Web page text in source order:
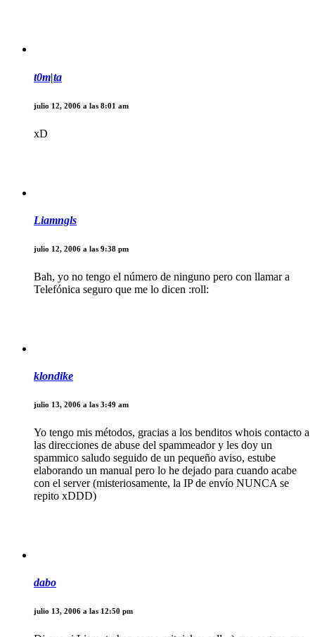
t0m|ta
julio 12, 2006 a las 8:01 am
xD
Liamngls
julio 12, 2006 a las 9:38 pm
Bah, yo no tengo el número de ninguno pero con llamar a
Telefónica seguro que me lo dicen :roll:
klondike
julio 13, 2006 a las 3:49 am
Yo tengo mis métodos, gracias a los benditos whois contacto a
las direcciones de abuse del spammeador y les doy un
spammico saludo seguido de un pequeño aviso, estube
elaborando un manual pero lo he dejado para cuando acabe
con el server (misteriosamente, la IP de envío NUNCA se
repito xDDD)
dabo
julio 13, 2006 a las 12:50 pm